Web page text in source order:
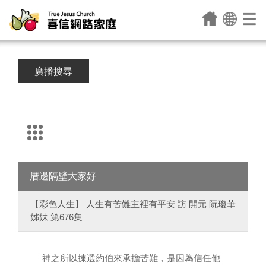
廣播搜尋
厝邊隔壁大家好
【彩色人生】 人生有苦難主裡有平安 訪 開元 阮瓊華
姊妹 第676集
神之所以揀選約伯來承擔苦難，是因為信任他